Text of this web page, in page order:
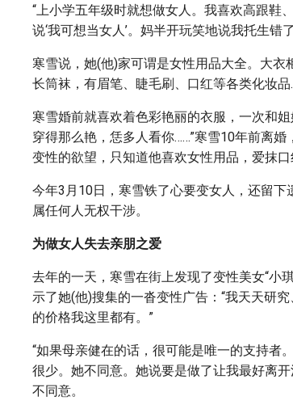
“上小学五年级时就想做女人。我喜欢高跟鞋
说‘我可想当女人’。妈半开玩笑地说我托生错
寒雪说，她(他)家可谓是女性用品大全。大衣
长筒袜，有眉笔、睫毛刷、口红等各类化妆
寒雪婚前就喜欢着色彩艳丽的衣服，一次和
穿得那么艳，恁多人看你……”寒雪10年前离
变性的欲望，只知道他喜欢女性用品，爱抹
今年3月10日，寒雪铁了心要变女人，还留
属任何人无权干涉。
为做女人失去亲朋之爱
去年的一天，寒雪在街上发现了变性美女“小
示了她(他)搜集的一沓变性广告：“我天天研
的价格我这里都有。”
“如果母亲健在的话，很可能是唯一的支持者
很少。她不同意。她说要是做了让我最好离
不同意。